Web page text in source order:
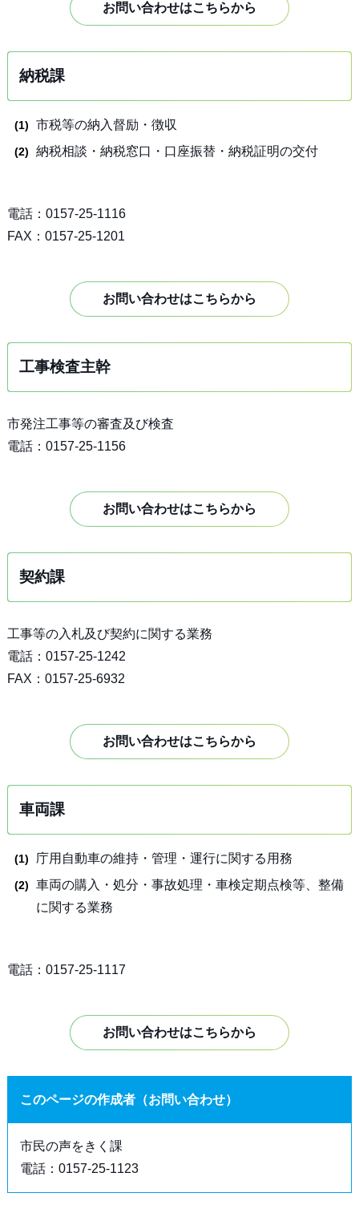
お問い合わせはこちらから
納税課
市税等の納入督励・徴収
納税相談・納税窓口・口座振替・納税証明の交付
電話：0157-25-1116
FAX：0157-25-1201
お問い合わせはこちらから
工事検査主幹
市発注工事等の審査及び検査
電話：0157-25-1156
お問い合わせはこちらから
契約課
工事等の入札及び契約に関する業務
電話：0157-25-1242
FAX：0157-25-6932
お問い合わせはこちらから
車両課
庁用自動車の維持・管理・運行に関する用務
車両の購入・処分・事故処理・車検定期点検等、整備
に関する業務
電話：0157-25-1117
お問い合わせはこちらから
このページの作成者（お問い合わせ）
市民の声をきく課
電話：0157-25-1123